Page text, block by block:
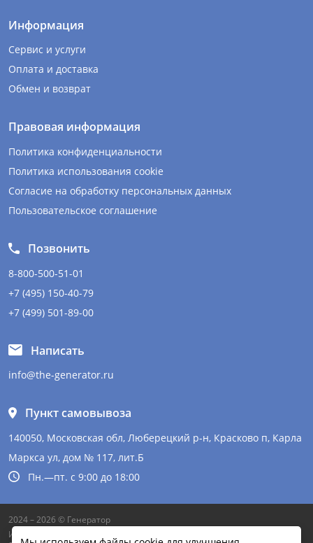
Информация
Сервис и услуги
Оплата и доставка
Обмен и возврат
Правовая информация
Политика конфиденциальности
Политика использования cookie
Согласие на обработку персональных данных
Пользовательское соглашение
Позвонить
8-800-500-51-01
+7 (495) 150-40-79
+7 (499) 501-89-00
Написать
info@the-generator.ru
Пункт самовывоза
140050, Московская обл, Люберецкий р-н, Красково п, Карла
Маркса ул, дом № 117, лит.Б
Пн.—пт. с 9:00 до 18:00
2024 – 2026 © Генератор
Информация на сайте не является публичной офертой и может